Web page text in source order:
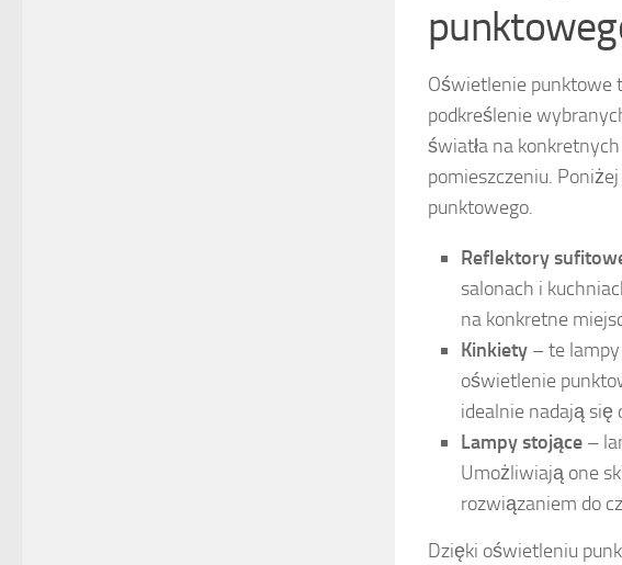
Oświetlenie punktowe
podkreślenie
światła na
pomieszczeniu.
punktowego.
Reflektory
salonach i
na konkretne
Kinkiety – te
oświetlenie
idealnie nadają się
Lampy stojące –
Umożliwiają one
rozwiązaniem do
Dzięki oświetleniu